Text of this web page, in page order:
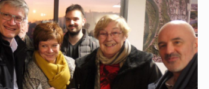
En savoir plus